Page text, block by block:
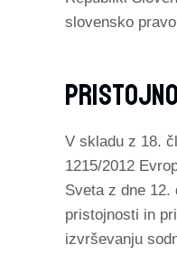
slovensko
V skladu z 18.
1215/2012
Sveta z dne 12.
pristojnosti in
izvrševanju